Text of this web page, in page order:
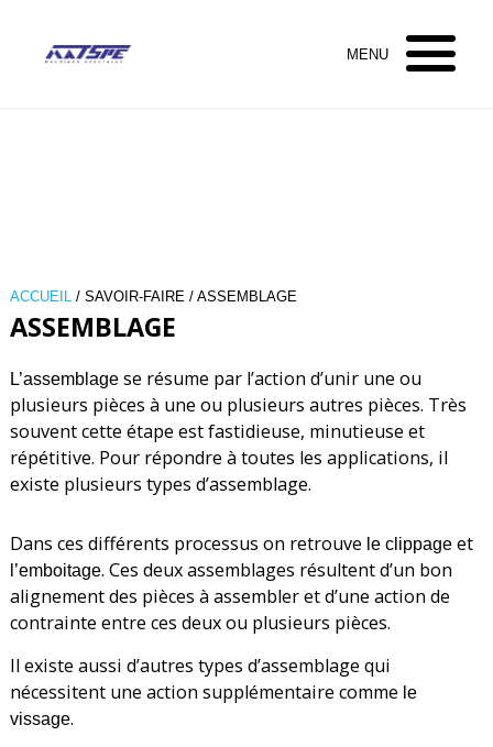
ACCUEIL/ SAVOIR-FAIRE / ASSEMBLAGE
ASSEMBLAGE
L’assemblagese résume par l’action d’unir une ou
plusieurs pièces à une ou plusieurs autres pièces. Très
souvent cette étape est fastidieuse, minutieuse et
répétitive. Pour répondre à toutes les applications, il
existe plusieurs types d’assemblage.
Dans ces différents processus on retrouve le clippageet
l’emboitage. Ces deux assemblages résultent d’un bon
alignement des pièces à assembler et d’une action de
contrainte entre ces deux ou plusieurs pièces.
Il existe aussi d’autres types d’assemblage qui
nécessitent une action supplémentaire comme le
vissage.